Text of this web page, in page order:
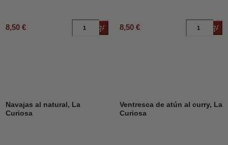
8,50 € Añadir al carrito
8,50 €
Navajas al natural, La
Curiosa
Ventresca de atún al curry, La
Curiosa